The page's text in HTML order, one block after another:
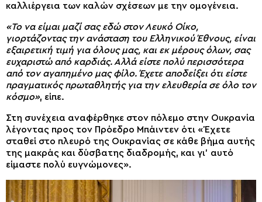
καλλιέργεια των καλών σχέσεων με την ομογένεια.
«Το να είμαι μαζί σας εδώ στον Λευκό Οίκο,
γιορτάζοντας την ανάσταση του Ελληνικού Έθνους, είναι
εξαιρετική τιμή για όλους μας, και εκ μέρους όλων, σας
ευχαριστώ από καρδιάς. Αλλά είστε πολύ περισσότερα
από τον αγαπημένο μας φίλο. Έχετε αποδείξει ότι είστε
πραγματικός πρωταθλητής για την ελευθερία σε όλο τον
κόσμο», είπε.
Στη συνέχεια αναφέρθηκε στον πόλεμο στην Ουκρανία
λέγοντας προς τον Πρόεδρο Μπάιντεν ότι «Έχετε
σταθεί στο πλευρό της Ουκρανίας σε κάθε βήμα αυτής
της μακράς και δύσβατης διαδρομής, και γι’ αυτό
είμαστε πολύ ευγνώμονες».